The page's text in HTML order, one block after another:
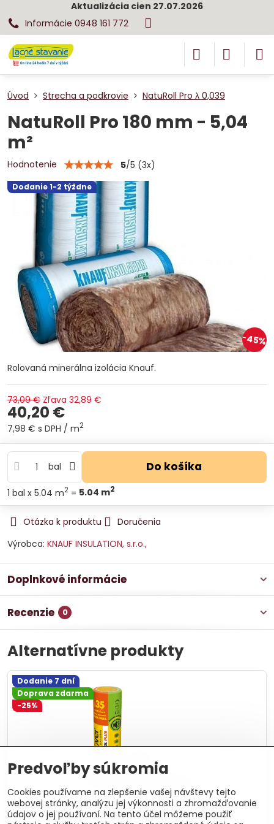
Aktualizácia cien 27.07.2026
Informácie 0948 161 772
Dodanie 1-2 týždne
45%
Úvod Strecha a podkrovie NatuRoll Pro λ 0,039
NatuRoll Pro 180 mm - 5,04
m²
Hodnotenie 5/5 (3x)
Rolovaná minerálna izolácia Knauf.
73,09 € Zľava 32,89 €
40,20 €
7,98 € s DPH / m2
bal Do košíka
1 bal x 5.04 m2 = 5.04 m2
Otázka k produktu
Doručenia
Výrobca: KNAUF INSULATION, s.r.o.,
Doplnkové informácie
Recenzie 0
Alternatívne produkty
Unirol Plus 18 cm - 3,96 m²
Dodanie 7 dní
Doprava zdarma
-25%
Predvoľby súkromia
Cookies používame na zlepšenie vašej návštevy tejto
webovej stránky, analýzu jej výkonnosti a zhromažďovanie
údajov o jej používaní. Na tento účel môžeme použiť